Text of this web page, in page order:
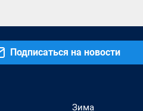
Подписаться на новости
Зима